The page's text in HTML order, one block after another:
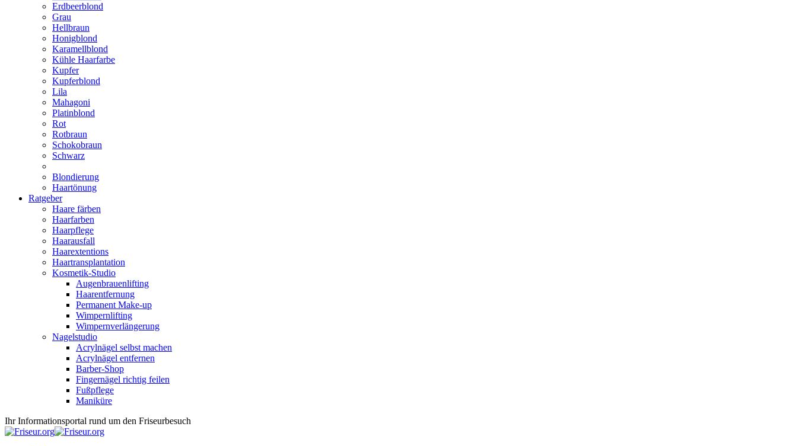
Erdbeerblond
Grau
Hellbraun
Honigblond
Karamellblond
Kühle Haarfarbe
Kupfer
Kupferblond
Lila
Mahagoni
Platinblond
Rot
Rotbraun
Schokobraun
Schwarz
Blondierung
Haartönung
Ratgeber
Haare färben
Haarfarben
Haarpflege
Haarausfall
Haarextentions
Haartransplantation
Kosmetik-Studio
Augenbrauenlifting
Haarentfernung
Permanent Make-up
Wimpernlifting
Wimpernverlängerung
Nagelstudio
Acrylnägel selbst machen
Acrylnägel entfernen
Barber-Shop
Fingernägel richtig feilen
Fußpflege
Maniküre
Ihr Informationsportal rund um den Friseurbesuch